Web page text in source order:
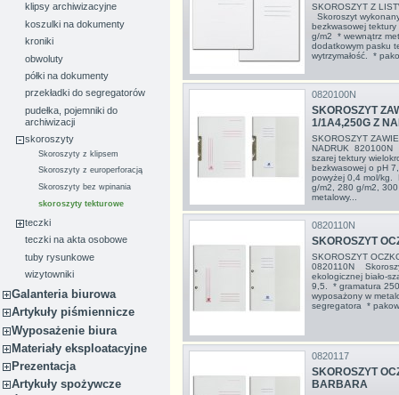
klipsy archiwizacyjne
koszulki na dokumenty
kroniki
obwoluty
półki na dokumenty
przekładki do segregatorów
pudełka, pojemniki do
archiwizacji
skoroszyty
Skoroszyty z klipsem
Skoroszyty z europerforacją
Skoroszyty bez wpinania
skoroszyty tekturowe
teczki
teczki na akta osobowe
tuby rysunkowe
wizytowniki
Galanteria biurowa
Artykuły piśmiennicze
Wyposażenie biura
Materiały eksploatacyjne
Prezentacja
Artykuły spożywcze
SKOROSZYT Z
Skoroszyt
bezkwasowej
g/m2 * wewnątrz
dodatkowym pasku
wytrzymałość. *
0820100N
SKOROSZYT
1/1A4,250G Z
SKOROSZYT
NADRUK 820100N
szarej tektury
bezkwasowej o pH
powyżej 0,4 mol/kg.
g/m2, 280 g/m2,
metalowy...
0820110N
SKOROSZYT
SKOROSZYT
0820110N
ekologicznej biało-
9,5. * gramatura
wyposażony w
segregatora *
0820117
SKOROSZYT
BARBARA